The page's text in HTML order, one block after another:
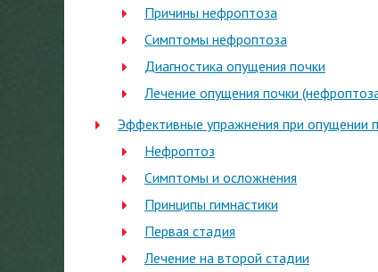
Причины нефроптоза
Симптомы нефроптоза
Диагностика опущения почки
Лечение опущения почки
Эффективные упражнения при опущении
Нефроптоз
Симптомы и осложнения
Принципы гимнастики
Первая стадия
Лечение на второй стадии